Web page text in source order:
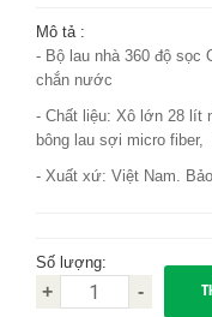
Mô tả :
- Bộ lau nhà 360 độ sọc
chắn nước
- Chất liệu: Xô lớn 28 lít
bông lau sợi micro
- Xuất xứ: Việt Nam.
Số lượng:
+ -